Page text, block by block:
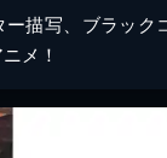
描写、ブラック
メ！